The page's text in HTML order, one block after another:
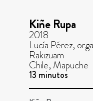
Kiñe Rupa
2018
Lucía Pérez,
Rakizuam
Chile, Mapuche
13 minutos